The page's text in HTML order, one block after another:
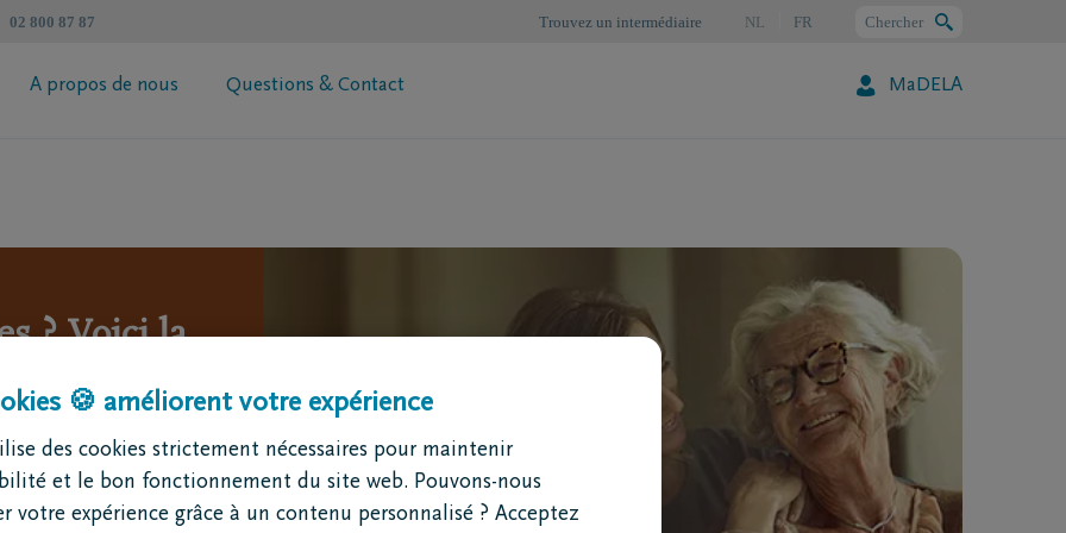
02 800 87 87 Chercher
Trouvez un intermédiaire NL FR
A propos de nous Questions & Contact MaDELA
? Voici la
penser quand
Pourtant,
à régler des
vous êtes en plein
🍪 améliorent votre expérience
des cookies strictement nécessaires pour maintenir
et le bon fonctionnement du site web. Pouvons-nous
votre expérience grâce à un contenu personnalisé ? Acceptez